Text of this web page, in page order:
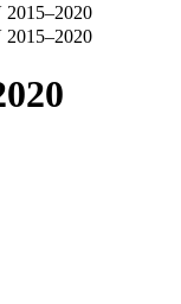
2015–2020
2015–2020